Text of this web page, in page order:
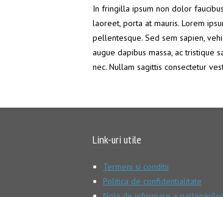
In fringilla ipsum non dolor
laoreet, porta at mauris. Lorem
pellentesque. Sed sem sapien,
augue dapibus massa, ac
nec. Nullam sagittis consectetur
Link-uri utile
Termeni si conditii
Politica de confidentialitate